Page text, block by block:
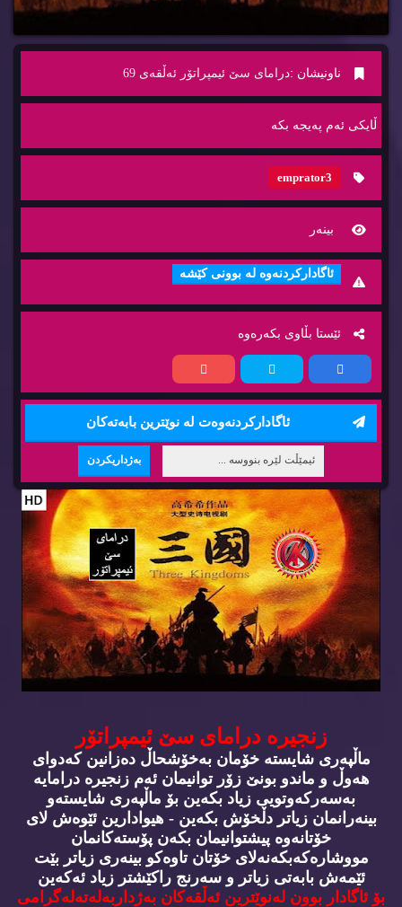
ناونیشان :درامای سێ ئیمپراتۆر ئه‌ڵقه‌ی 69
ڵایكی ئه‌م په‌یجه‌ بكه‌
emprator3
بینه‌ر
ئاگاداركردنه‌وه‌ له‌ بوونی كێشه‌
ئێستا بڵاوی بكه‌ره‌وه‌
ئاگاداركردنه‌وه‌ت له‌ نوێترین بابه‌ته‌كان
زنجیره‌ درامای سێ ئیمپراتۆر
ماڵپه‌ری شایسته‌ خۆمان به‌خۆشحاڵ ده‌زانین كه‌دوای
هه‌وڵ و ماندو بونێ زۆر توانیمان ئه‌م زنجیره‌ درامایه‌
به‌سه‌ركه‌وتویی زیاد بكه‌ین بۆ ماڵپه‌ری شایسته‌و
بینه‌رانمان زیاتر دڵخۆش بكه‌ین - هیوادارین ئێوه‌ش لای
خۆتانه‌وه‌ پیشتوانیمان بكه‌ن پۆسته‌كانمان
مووشاره‌كه‌بكه‌نه‌لای خۆتان تاوه‌كو بینه‌ری زیاتر بێت
ئێمه‌ش بابه‌تی زیاتر و سه‌رنج راكێشتر زیاد ئه‌كه‌ین
بۆ ئاگادار بوون له‌نوێترین ئه‌ڵقه‌كان به‌ژداربه‌له‌ته‌له‌گرامی